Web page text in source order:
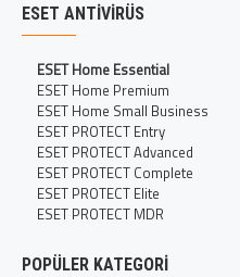
ESET ANTIVIRÜS
ESET Home Essential
ESET Home Premium
ESET Home Small Business
ESET PROTECT Entry
ESET PROTECT Advanced
ESET PROTECT Complete
ESET PROTECT Elite
ESET PROTECT MDR
POPÜLER KATEGORI